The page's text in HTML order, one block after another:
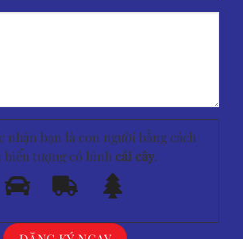
nhận bạn là con người bằng cách
biểu tượng có hình cái cây.